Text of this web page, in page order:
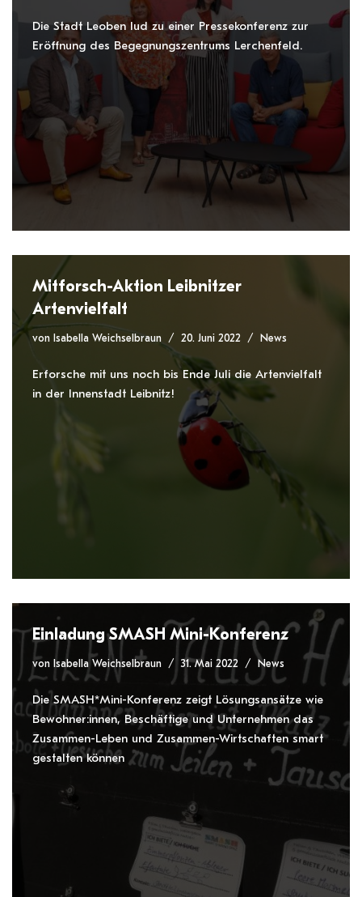
Die Stadt Leoben lud zu einer Pressekonferenz zur
Eröffnung des Begegnungszentrums Lerchenfeld.
Mitforsch-Aktion Leibnitzer
Artenvielfalt
von Isabella Weichselbraun 20. Juni 2022 News
Erforsche mit uns noch bis Ende Juli die Artenvielfalt
in der Innenstadt Leibnitz!
Einladung SMASH Mini-Konferenz
von Isabella Weichselbraun 31. Mai 2022 News
Die SMASH*Mini-Konferenz zeigt Lösungsansätze wie
Bewohner:innen, Beschäftige und Unternehmen das
Zusammen-Leben und Zusammen-Wirtschaften smart
gestalten können